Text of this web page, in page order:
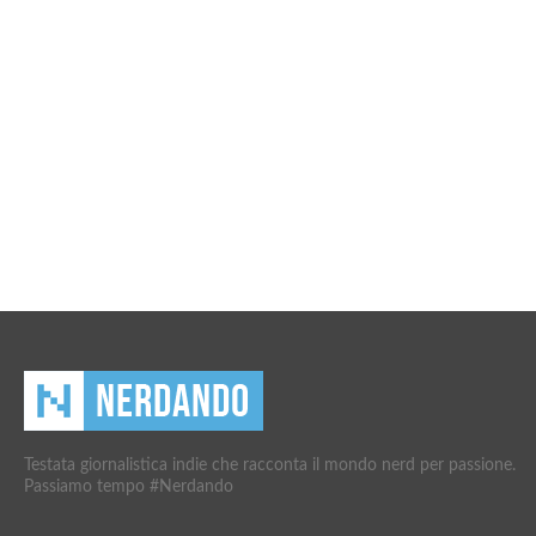
Testata giornalistica indie che racconta il mondo nerd per passione.
Passiamo tempo #Nerdando